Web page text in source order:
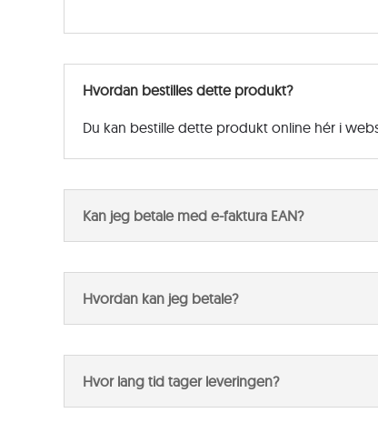
Hvordan bestilles dette produkt?
Du kan bestille dette produkt online hér i
Kan jeg betale med e-faktura EAN?
Hvordan kan jeg betale?
Hvor lang tid tager leveringen?